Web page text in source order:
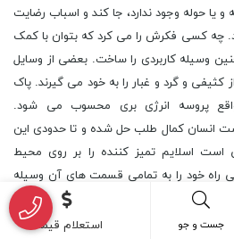
یا حوله وجود ندارد، جا کند و اسباب رضایت
چه کسی فکرش را می کرد که بتوان با کمک
وسیله کاربردی را ساخت. بعضی از وسایل
کثیفی و گرد و غبار را به خود می گیرند. پاک
پروسه انرژی بری محسوب می شود.
انسان کمال طلب حل شده و تا حدودی این
است اسلایم تمیز کننده را بر روی محیط
راه خود را به تمامی قسمت های آن وسیله
روی آن، عمده غبار نشسته بر روی جسم را به
مواد شیمیایی ساخت اسلایم می باشد.جست و جو استعلام قیمت